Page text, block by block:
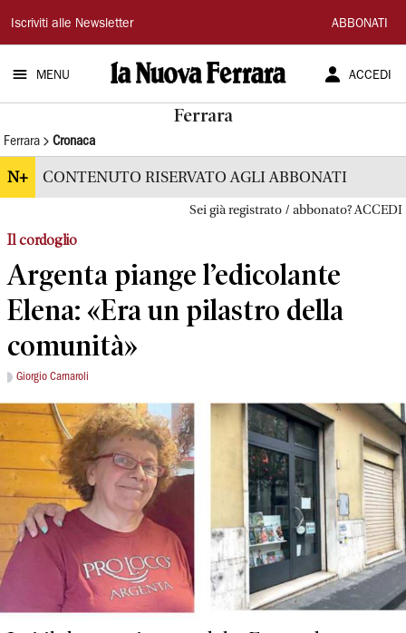
La
Nuova
Ferrara
Iscriviti alle Newsletter ABBONATI
MENU ACCEDI
Ferrara
Ferrara Cronaca
N+ CONTENUTO RISERVATO AGLI ABBONATI
Sei già registrato / abbonato? ACCEDI
Il cordoglio
Argenta piange l’edicolante
Elena: «Era un pilastro della
comunità»
Giorgio Carnaroli